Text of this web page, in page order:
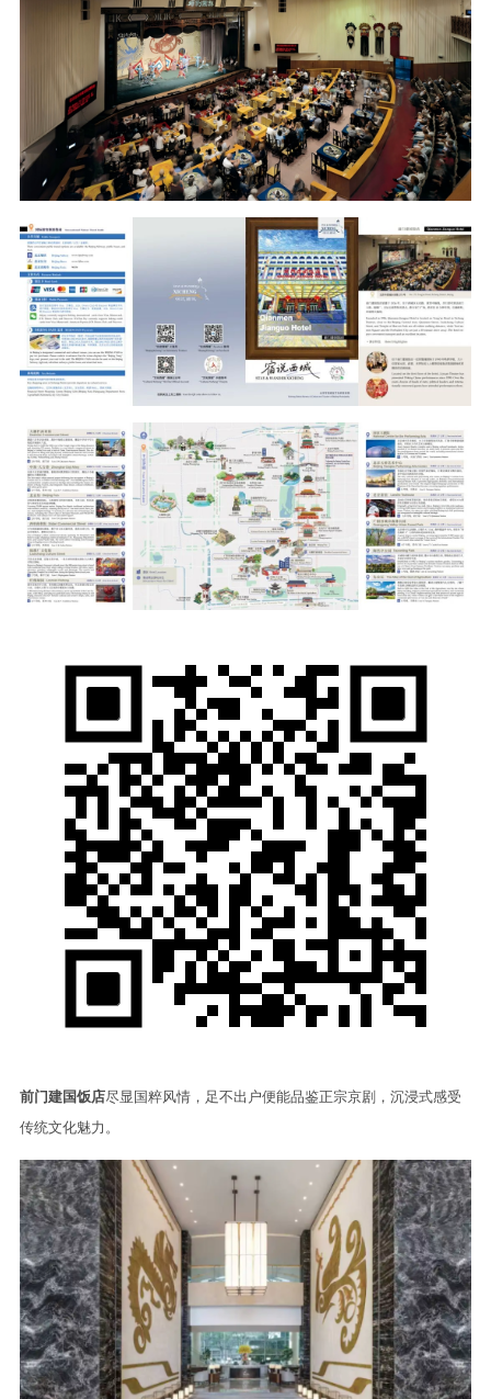
前门建国饭店尽显国粹风情，足不出户便能品鉴正宗京剧，沉浸式感受
传统文化魅力。